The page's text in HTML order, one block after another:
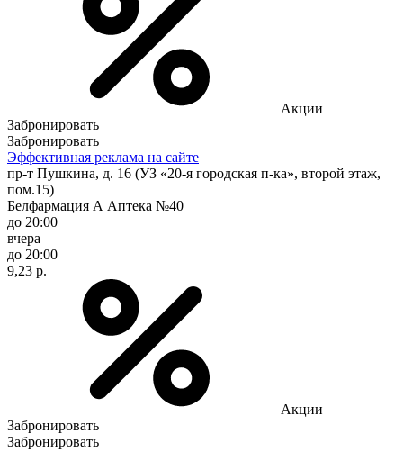
Акции
Забронировать
Забронировать
Эффективная реклама на сайте
пр-т Пушкина, д. 16 (УЗ «20-я городская п-ка», второй этаж,
пом.15)
Белфармация А Аптека №40
до 20:00
вчера
до 20:00
9,23 р.
Акции
Забронировать
Забронировать